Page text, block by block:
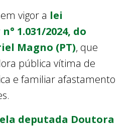
vigor a lei
1.031/2024, do
Magno (PT), que
pública vítima de
e familiar afastamento
deputada Doutora